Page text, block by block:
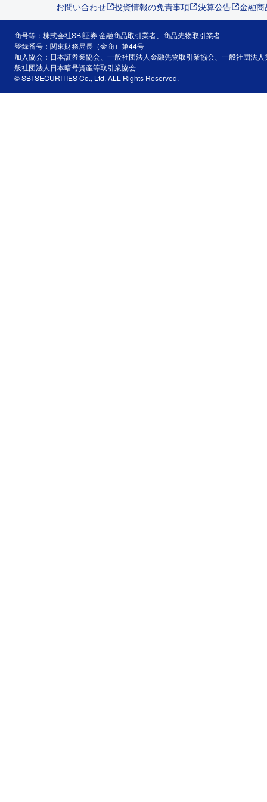
お問い合わせ 投資情報の免責事項 決算公告 金融
商号等：株式会社SBI証券 金融商品取引業者、商品先物取引業者
登録番号：関東財務局長（金商）第44号
加入協会：日本証券業協会、一般社団法人金融先物取引業協会、一般社団法
般社団法人日本暗号資産等取引業協会
© SBI SECURITIES Co., Ltd. ALL Rights Reserved.